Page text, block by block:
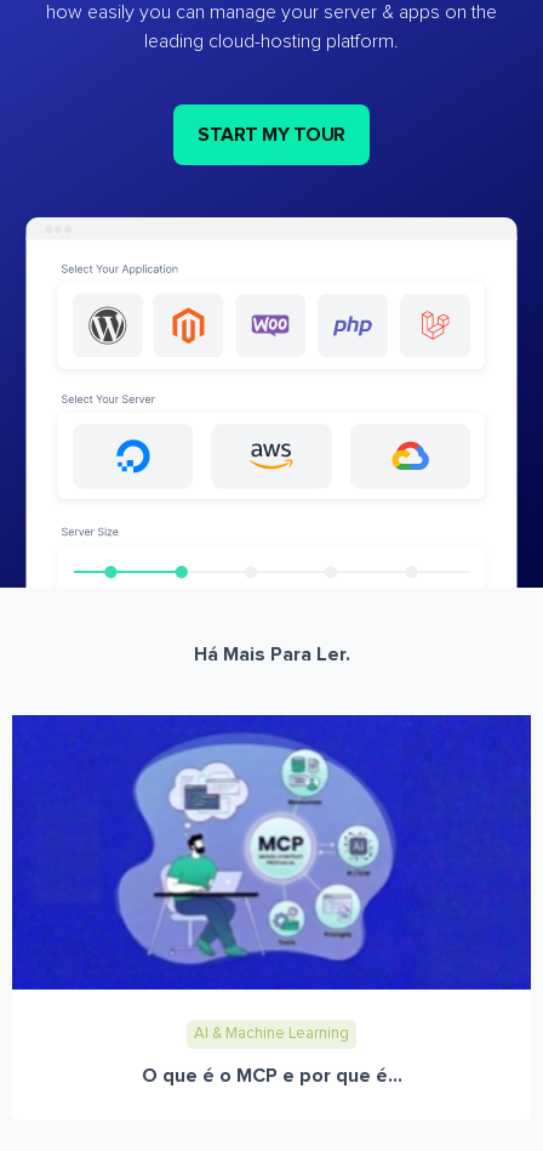
how easily you can manage your server & apps on the
leading cloud-hosting platform.
START MY TOUR
Há Mais Para Ler.
AI & Machine Learning
O que é o MCP e por que é...